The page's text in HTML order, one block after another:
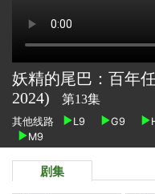
妖精的尾巴：百年
2024)
第13集
其他线路 L9 G9
M9
剧集